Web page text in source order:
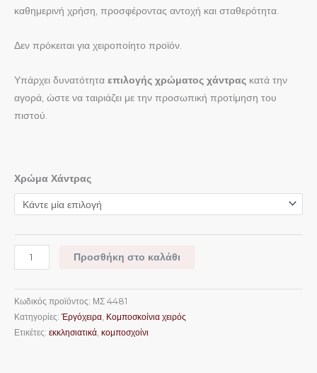
καθημερινή χρήση, προσφέροντας αντοχή και σταθερότητα.
Δεν πρόκειται για χειροποίητο προϊόν.
Υπάρχει δυνατότητα επιλογής χρώματος χάντρας κατά την
αγορά, ώστε να ταιριάζει με την προσωπική προτίμηση του
πιστού.
Χρώμα Χάντρας
Προσθήκη στο καλάθι
Κωδικός προϊόντος: ΜΣ 4481
Κατηγορίες: Ἐργόχειρα, Κομποσκοίνια χειρός
Ετικέτες: εκκλησιατικά, κομποσχοίνι